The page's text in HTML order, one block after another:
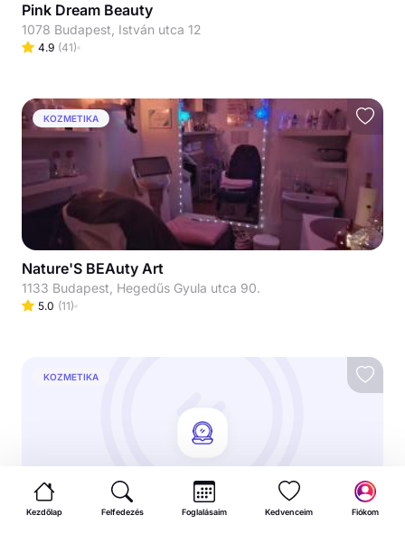
Pink Dream Beauty
1078 Budapest, István utca 12
4.9 (41)
KOZMETIKA
Nature'S BEAuty Art
1133 Budapest, Hegedűs Gyula utca 90.
5.0 (11)
KOZMETIKA
Kezdőlap Felfedezés Foglalásaim Kedvenceim Fiókom